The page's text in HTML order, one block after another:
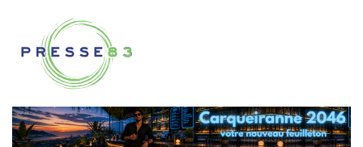
contenu
Presse 83